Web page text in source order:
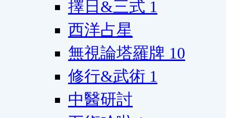
擇日&三式 1
西洋占星
無視論塔羅牌 10
修行&武術 1
中醫研討